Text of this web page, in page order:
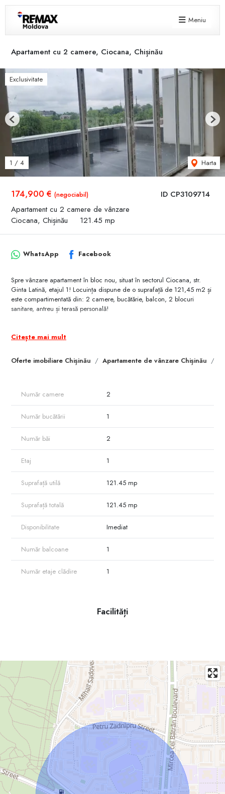
Meniu
Apartament cu 2 camere, Ciocana, Chișinău
ID CP3109714
174,900 € (negociabil)
Apartament cu 2 camere de vânzare
Ciocana, Chișinău
121.45 mp
Exclusivitate
1 / 4 Harta
Previous Next
Oferte imobiliare Chișinău Apartamente de vânzare Chișinău
WhatsApp Facebook
Spre vânzare apartament în bloc nou, situat în sectorul Ciocana, str.
Ginta Latină, etajul 1! Locuința dispune de o suprafață de 121,45 m2 și
este compartimentată din: 2 camere, bucătărie, balcon, 2 blocuri
sanitare, antreu și terasă personală!
* încălzire centralizată;
* locuri de parcare.
Supermarket.
Citește mai mult
Număr camere 2
Număr bucătării 1
Număr băi 2
Etaj 1
Suprafață utilă 121.45 mp
Suprafață totală 121.45 mp
Disponibilitate Imediat
Număr balcoane 1
Număr etaje clădire 1
Facilități